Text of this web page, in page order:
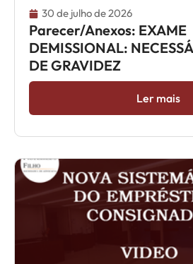
30 de julho de 2026
Parecer/Anexos: EXAME
DEMISSIONAL:
DE GRAVIDEZ
Ler mais